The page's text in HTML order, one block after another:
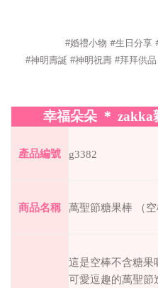
#婚禮小物 #生日分享
#神明壽誕 #神明祝壽 #拜拜供品
幸福朵朵 ＊ zakka
產品編號 g3382
商品名稱 萬聖節糖果棒 （空
這是空棒不含糖果
可愛逗趣的萬聖節